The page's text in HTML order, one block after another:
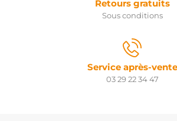
Retours gratuits
Sous conditions
Service après-vente
03 29 22 34 47